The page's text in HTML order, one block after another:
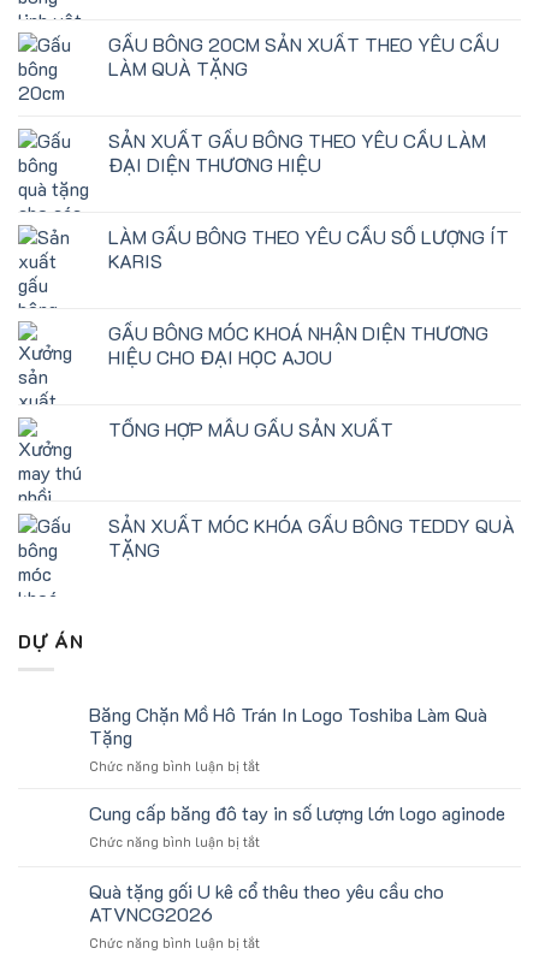
GẤU BÔNG 20CM SẢN XUẤT THEO YÊU CẦU
LÀM QUÀ TẶNG
SẢN XUẤT GẤU BÔNG THEO YÊU CẦU LÀM
ĐẠI DIỆN THƯƠNG HIỆU
LÀM GẤU BÔNG THEO YÊU CẦU SỐ LƯỢNG ÍT
KARIS
GẤU BÔNG MÓC KHOÁ NHẬN DIỆN THƯƠNG
HIỆU CHO ĐẠI HỌC AJOU
TỔNG HỢP MẪU GẤU SẢN XUẤT
SẢN XUẤT MÓC KHÓA GẤU BÔNG TEDDY QUÀ
TẶNG
DỰ ÁN
Băng Chặn Mồ Hô Trán In Logo Toshiba Làm Quà
Tặng
Chức năng bình luận bị tắtở
Chặn
Mồ
Hô
In
Làm
Cung cấp băng đô tay in số lượng lớn logo aginode
Chức năng bình luận bị tắtở
cấp
băng
tay
Quà tặng gối U kê cổ thêu theo yêu cầu cho
ATVNCG2026
Chức năng bình luận bị tắtở